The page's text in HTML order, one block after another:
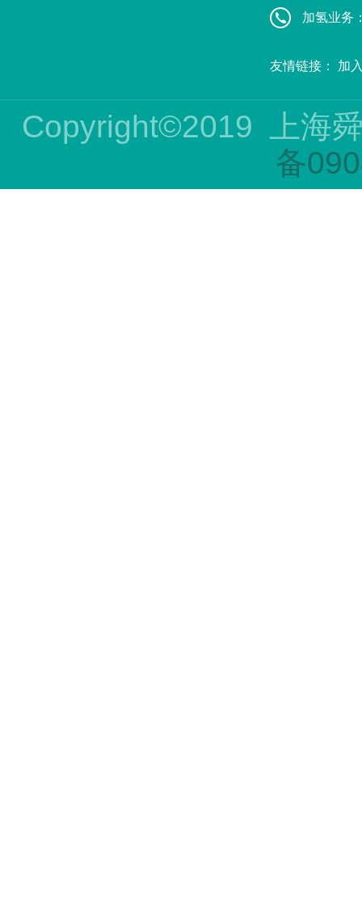
加氢业务
友情链接： 加
Copyright©2019
上海
备